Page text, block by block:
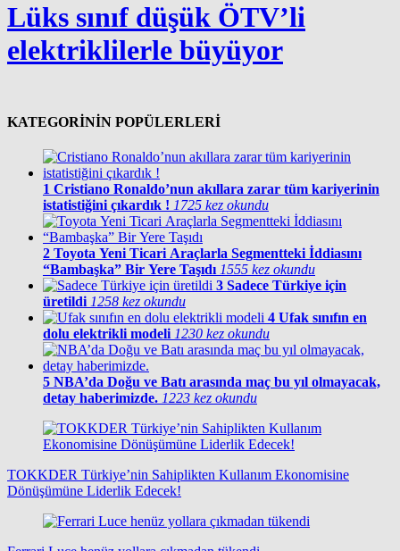
Lüks sınıf düşük ÖTV’li
elektriklilerle büyüyor
KATEGORİNİN POPÜLERLERİ
1 Cristiano Ronaldo’nun akıllara zarar tüm kariyerinin
istatistiğini çıkardık ! 1725 kez okundu
2 Toyota Yeni Ticari Araçlarla Segmentteki İddiasını
“Bambaşka” Bir Yere Taşıdı 1555 kez okundu
3 Sadece Türkiye için
üretildi 1258 kez okundu
4 Ufak sınıfın en
dolu elektrikli modeli 1230 kez okundu
5 NBA’da Doğu ve Batı arasında maç bu yıl olmayacak,
detay haberimizde. 1223 kez okundu
TOKKDER Türkiye’nin Sahiplikten Kullanım Ekonomisine
Dönüşümüne Liderlik Edecek!